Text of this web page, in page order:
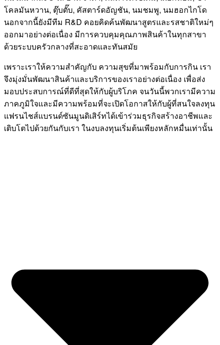
โคลมันหวาน, ตุ๊บตั๊บ, คัสตาร์ดอัญชัน, นมชมพู, นมฮอกไกโด
นอกจากนี้ยังมีทีม R&D คอยคิดค้นพัฒนาสูตรและรสชาติใหม่ๆ
ออกมาอย่างต่อเนื่อง มีการควบคุมคุณภาพสินค้าในทุกสาขา
ด้วยระบบครัวกลางที่สะอาดและทันสมัย
เพราะเราให้ความสำคัญกับ ความสุขที่มาพร้อมกับการกิน เรา
จึงมุ่งมั่นพัฒนาสินค้าและบริการของเราอย่างต่อเนื่อง เพื่อส่ง
มอบประสบการณ์ที่ดีที่สุดให้กับผู้บริโภค จนวันนี้พวกเรามีความ
ภาคภูมิใจและมีความพร้อมที่จะเปิดโอกาสให้กับผู้ที่สนใจลงทุน
แฟรนไชส์แบรนด์ซันมูนดิเสิร์ทได้เข้าร่วมธุรกิจสร้างอาชีพและ
เติบโตไปด้วยกันกับเรา ในงบลงทุนเริ่มต้นเพียงหลักหมื่นเท่านั้น